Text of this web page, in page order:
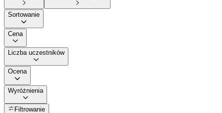
Sortowanie
Cena
Liczba uczestników
Ocena
Wyróżnienia
Filtrowanie